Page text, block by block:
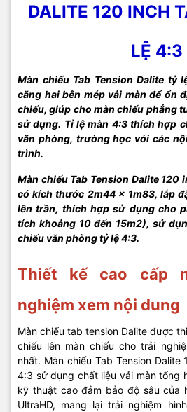
DALITE 120 INCH
LỆ 4:3
Màn chiếu Tab Tension Dalite tỷ
căng hai bên mép vải màn để ổn
chiếu, giúp cho màn chiếu phẳng
sử dụng. Tỉ lệ màn 4:3 thích hợp
văn phòng, trường học với các
trình.
Màn chiếu Tab Tension Dalite 120
có kích thước 2m44 x 1m83, lắp
lên trần, thích hợp sử dụng cho
tích khoảng 10 đến 15m2), sử
chiếu văn phòng tỷ lệ 4:3.
Thiết kế cao cấp
nghiệm xem nội dung
Màn chiếu tab tension Dalite được
chiếu lên màn chiếu cho trải
nhất. Màn chiếu Tab Tension Dalite
4:3 sử dụng chất liệu vải màn tổng
kỹ thuật cao đảm bảo độ sâu của
UltraHD, mang lại trải nghiệm